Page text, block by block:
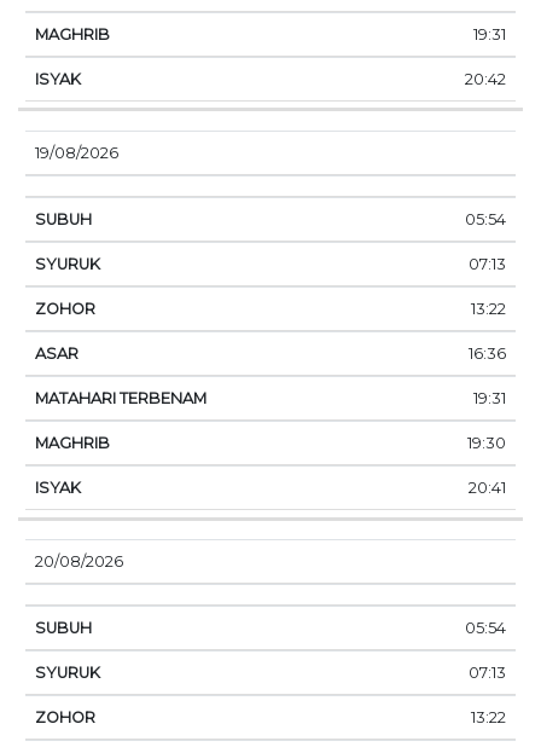
19:31
20:42
19/08/2026
05:54
07:13
13:22
16:36
19:31
19:30
20:41
20/08/2026
05:54
07:13
13:22